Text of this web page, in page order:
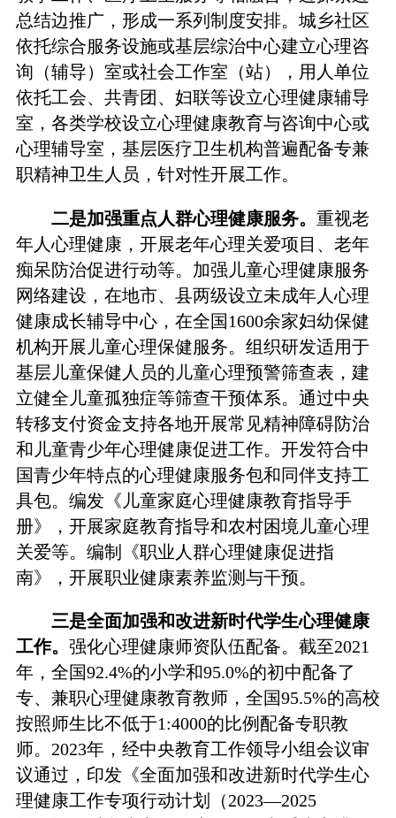
总结边推广，形成一系列制度安排。城乡社区
依托综合服务设施或基层综治中心建立心理咨
询（辅导）室或社会工作室（站），用人单位
依托工会、共青团、妇联等设立心理健康辅导
室，各类学校设立心理健康教育与咨询中心或
心理辅导室，基层医疗卫生机构普遍配备专兼
职精神卫生人员，针对性开展工作。
二是加强重点人群心理健康服务。重视老
年人心理健康，开展老年心理关爱项目、老年
痴呆防治促进行动等。加强儿童心理健康服务
网络建设，在地市、县两级设立未成年人心理
健康成长辅导中心，在全国1600余家妇幼保健
机构开展儿童心理保健服务。组织研发适用于
基层儿童保健人员的儿童心理预警筛查表，建
立健全儿童孤独症等筛查干预体系。通过中央
转移支付资金支持各地开展常见精神障碍防治
和儿童青少年心理健康促进工作。开发符合中
国青少年特点的心理健康服务包和同伴支持工
具包。编发《儿童家庭心理健康教育指导手
册》，开展家庭教育指导和农村困境儿童心理
关爱等。编制《职业人群心理健康促进指
南》，开展职业健康素养监测与干预。
三是全面加强和改进新时代学生心理健康
工作。 强化心理健康师资队伍配备。截至2021
年，全国92.4%的小学和95.0%的初中配备了
专、兼职心理健康教育教师，全国95.5%的高校
按照师生比不低于1:4000的比例配备专职教
师。2023年，经中央教育工作领导小组会议审
议通过，印发《全面加强和改进新时代学生心
理健康工作专项行动计划（2023—2025